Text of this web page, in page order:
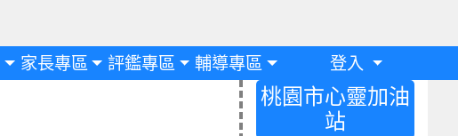
家長專區 評鑑專區 輔導專區 登入
桃園市心靈加油
站